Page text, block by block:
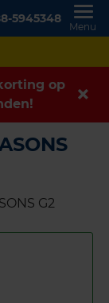
5945348
Menu
op